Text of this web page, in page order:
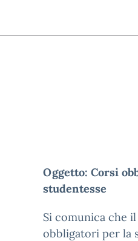
Oggetto: Corsi
studentesse
Si comunica che
obbligatori per la